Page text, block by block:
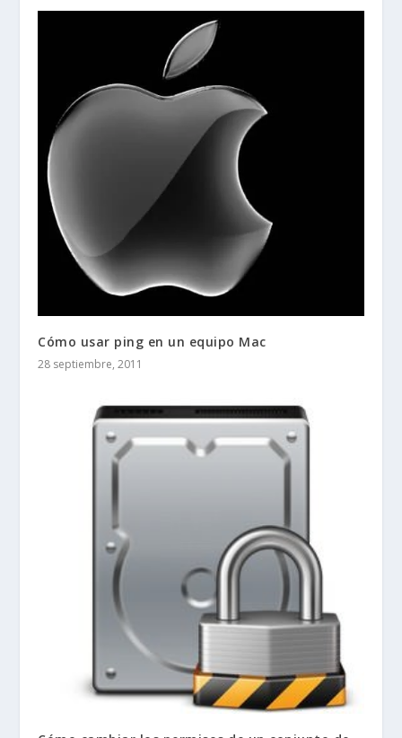
Cómo usar ping en un equipo Mac
28 septiembre, 2011